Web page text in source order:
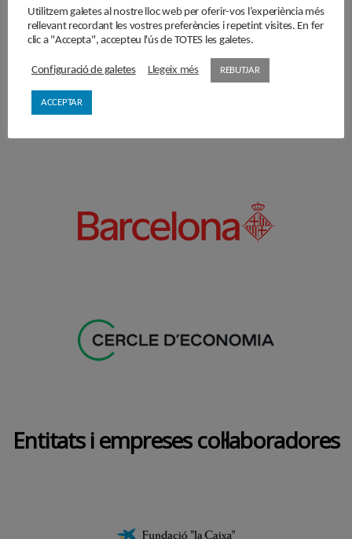
Amb el suport de
Entitats i empreses col·laboradores
Utilitzem galetes al nostre lloc web per oferir-vos l’experiència més
rellevant recordant les vostres preferències i repetint visites. En fer
clic a "Accepta", accepteu l'ús de TOTES les galetes.
Configuració de galetes Llegeix més REBUTJAR
ACCEPTAR